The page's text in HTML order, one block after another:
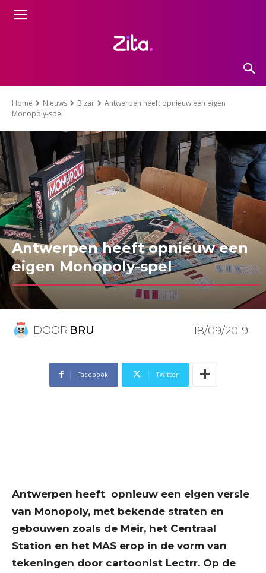
Home Nieuws Bizar
Antwerpen heeft opnieuw een eigen
Monopoly-spel
Antwerpen heeft opnieuw een
eigen Monopoly-spel
DOOR BRU 18/09/2019
Facebook Twitter
Antwerpen heeft opnieuw een eigen versie
van Monopoly, met bekende straten en
gebouwen zoals de Meir, het Centraal
Station en het MAS erop in de vorm van
tekeningen door cartoonist Lectrr. Op de